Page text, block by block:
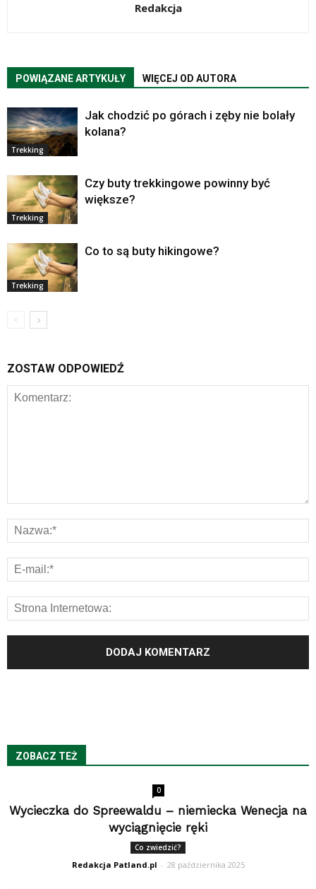
Redakcja
POWIĄZANE ARTYKUŁY WIĘCEJ OD AUTORA
Trekking
Jak chodzić po górach i zęby nie bolały
kolana?
Trekking
Czy buty trekkingowe powinny być
większe?
Trekking
Co to są buty hikingowe?
ZOSTAW ODPOWIEDŹ
ZOBACZ TEŻ
0
Wycieczka do Spreewaldu – niemiecka Wenecja na
wyciągnięcie ręki
Co zwiedzić?
Redakcja Patland.pl - 28 października 2025